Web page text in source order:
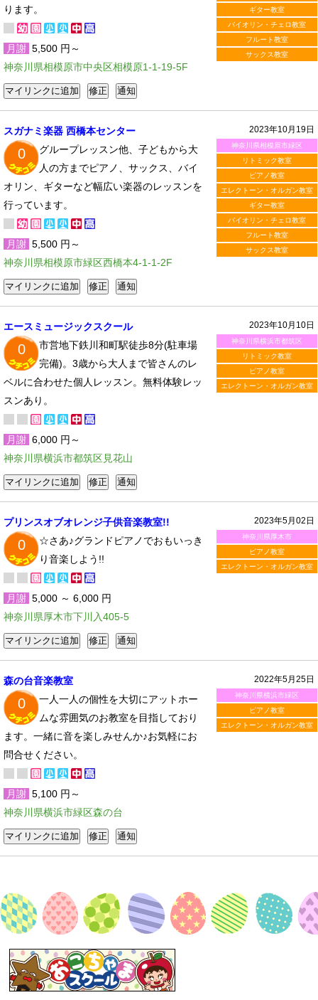
ギター教室
バイオリン・チェロ教室
フルート教室
サックス教室
ります。
月謝 5,500 円～
神奈川県相模原市中央区相模原1-1-19-5F
2023年10月19日
神奈川県相模原市緑区
リトミック教室
ピアノ教室
エレクトーン・オルガン教室
ギター教室
バイオリン・チェロ教室
フルート教室
サックス教室
スガナミ楽器 西橋本センター
0
グループレッスン他、子どもから大
人の方までピアノ、サックス、バイ
オリン、ギターなど幅広い楽器のレッスンを
行っています。
月謝 5,500 円～
神奈川県相模原市緑区西橋本4-1-1-2F
2023年10月10日
神奈川県横浜市都筑区
リトミック教室
ピアノ教室
エレクトーン・オルガン教室
エースミュージックスクール
0
市営地下鉄川和町駅徒歩8分(駐車場
完備)。3歳から大人まで皆さんのレ
ベルに合わせた個人レッスン。無料体験レッ
スンあり。
月謝 6,000 円～
神奈川県横浜市都筑区見花山
2023年5月02日
神奈川県厚木市
ピアノ教室
エレクトーン・オルガン教室
プリンスオブオレンジ子供音楽教室!!
0
☆さあ♪グランドピアノでおもいっき
り音楽しよう!!
月謝 5,000 ～ 6,000 円
神奈川県厚木市下川入405-5
2022年5月25日
神奈川県横浜市緑区
ピアノ教室
エレクトーン・オルガン教室
森の台音楽教室
0
一人一人の個性を大切にアットホー
ムな雰囲気のお教室を目指しており
ます。一緒に音を楽しみせんか♪お気軽にお
問合せください。
月謝 5,100 円～
神奈川県横浜市緑区森の台